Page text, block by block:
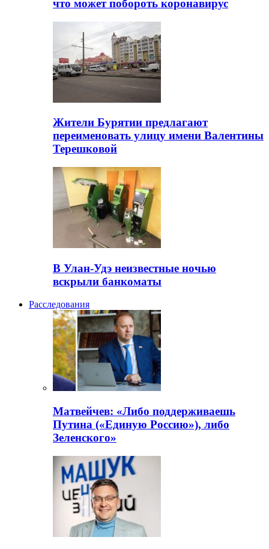
что может побороть коронавирус
Жители Бурятии предлагают
переименовать улицу имени Валентины
Терешковой
В Улан-Удэ неизвестные ночью
вскрыли банкоматы
Расследования
Матвейчев: «Либо поддерживаешь
Путина («Единую Россию»), либо
Зеленского»